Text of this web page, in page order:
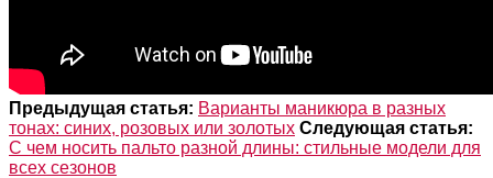
Предыдущая статья: Варианты маникюра в разных
тонах: синих, розовых или золотых Следующая статья:
С чем носить пальто разной длины: стильные модели для
всех сезонов